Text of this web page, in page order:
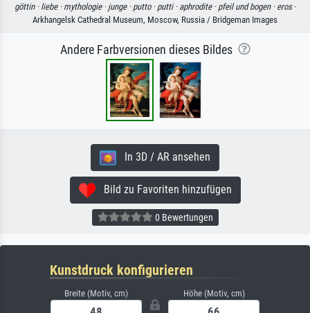
göttin · liebe · mythologie · junge · putto · putti · aphrodite · pfeil und bogen · eros·
Arkhangelsk Cathedral Museum, Moscow, Russia / Bridgeman Images
Andere Farbversionen dieses Bildes
In 3D / AR ansehen
Bild zu Favoriten hinzufügen
0 Bewertungen
Kunstdruck konfigurieren
Breite (Motiv, cm) Höhe (Motiv, cm)